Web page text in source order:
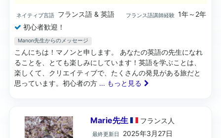
ネイティブ言語 フランス語 & 英語 フランス語講師経験 1年～2年
初心者歓迎！
Manon先生からのメッセージ
こんにちは！マノンと申します。 あなたの英語の先生になれ
ることを、とても楽しみにしています！英語を学ぶことは、
楽しくて、クリエイティブで、たくさんの発見がある旅だと
思っています。初心者の方 ... もっと見る
Marie先生 フランス 人
最終更新日 2025年3月27日